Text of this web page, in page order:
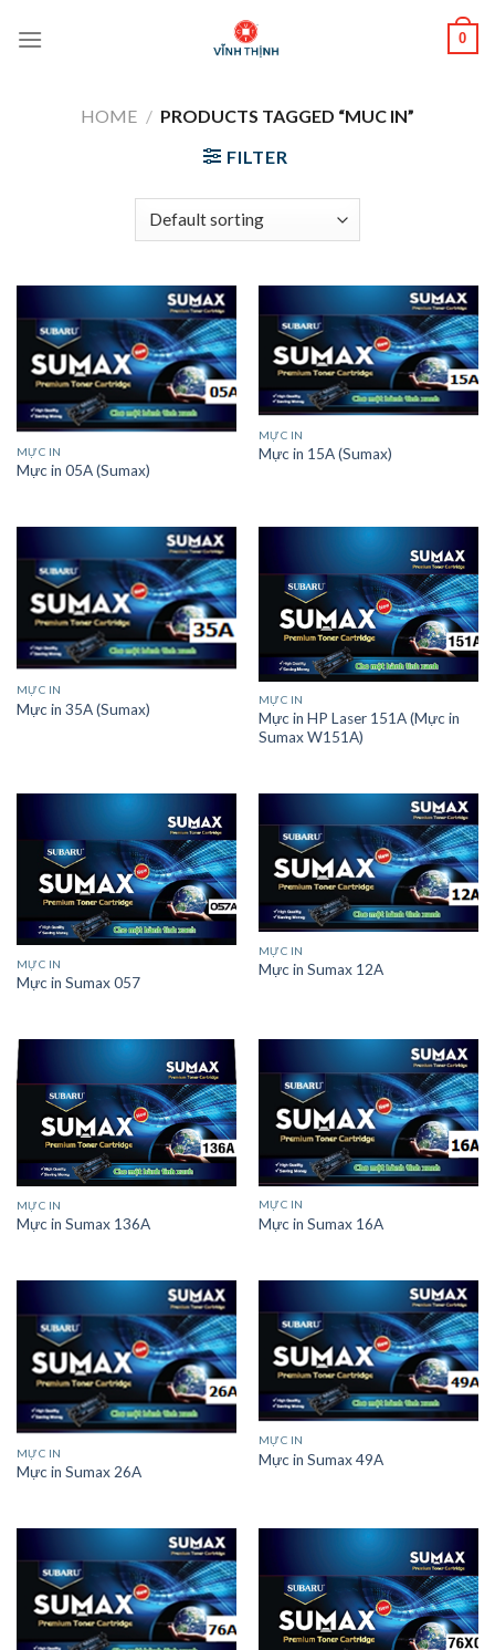
0
HOME / PRODUCTS TAGGED “MUC IN”
FILTER
MỰC IN
Mực in 05A (Sumax)
MỰC IN
Mực in 15A (Sumax)
MỰC IN
Mực in 35A (Sumax)
MỰC IN
Mực in HP Laser 151A (Mực in
Sumax W151A)
MỰC IN
Mực in Sumax 057
MỰC IN
Mực in Sumax 12A
MỰC IN
Mực in Sumax 136A
MỰC IN
Mực in Sumax 16A
MỰC IN
Mực in Sumax 26A
MỰC IN
Mực in Sumax 49A